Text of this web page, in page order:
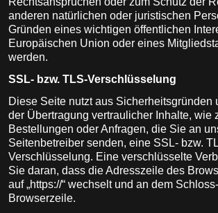
anderen natürlichen oder juristischen
Gründen eines wichtigen öffentlichen
Europäischen Union oder eines
werden.
SSL- bzw. TLS-Verschlüsselung
Diese Seite nutzt aus Sicherheitsgründen
der Übertragung vertraulicher Inhalte, wie
Bestellungen oder Anfragen, die Sie an
Seitenbetreiber senden, eine SSL- bzw.
Verschlüsselung. Eine verschlüsselte
Sie daran, dass die Adresszeile des
auf „https://“ wechselt und an dem
Browserzeile.